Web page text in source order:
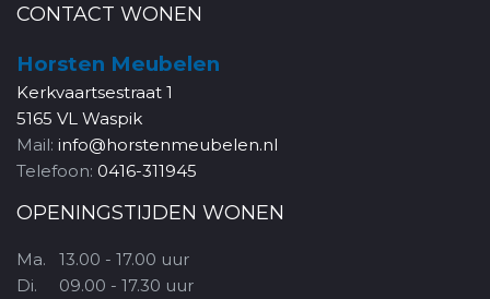
CONTACT WONEN
Horsten Meubelen
Kerkvaartsestraat 1
5165 VL Waspik
Mail: info@horstenmeubelen.nl
Telefoon: 0416-311945
OPENINGSTIJDEN WONEN
Ma.
Di.
13.00 - 17.00 uur
09.00 - 17.30 uur